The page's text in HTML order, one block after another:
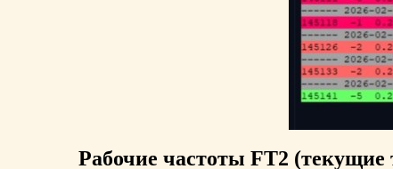
Рабочие частоты FT2 (текущие